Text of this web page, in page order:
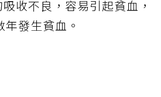
收不良，容易引起貧血，
發生貧血。